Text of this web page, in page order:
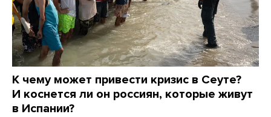
К чему может привести кризис в Сеуте?
И коснется ли он россиян, которые живут
в Испании?